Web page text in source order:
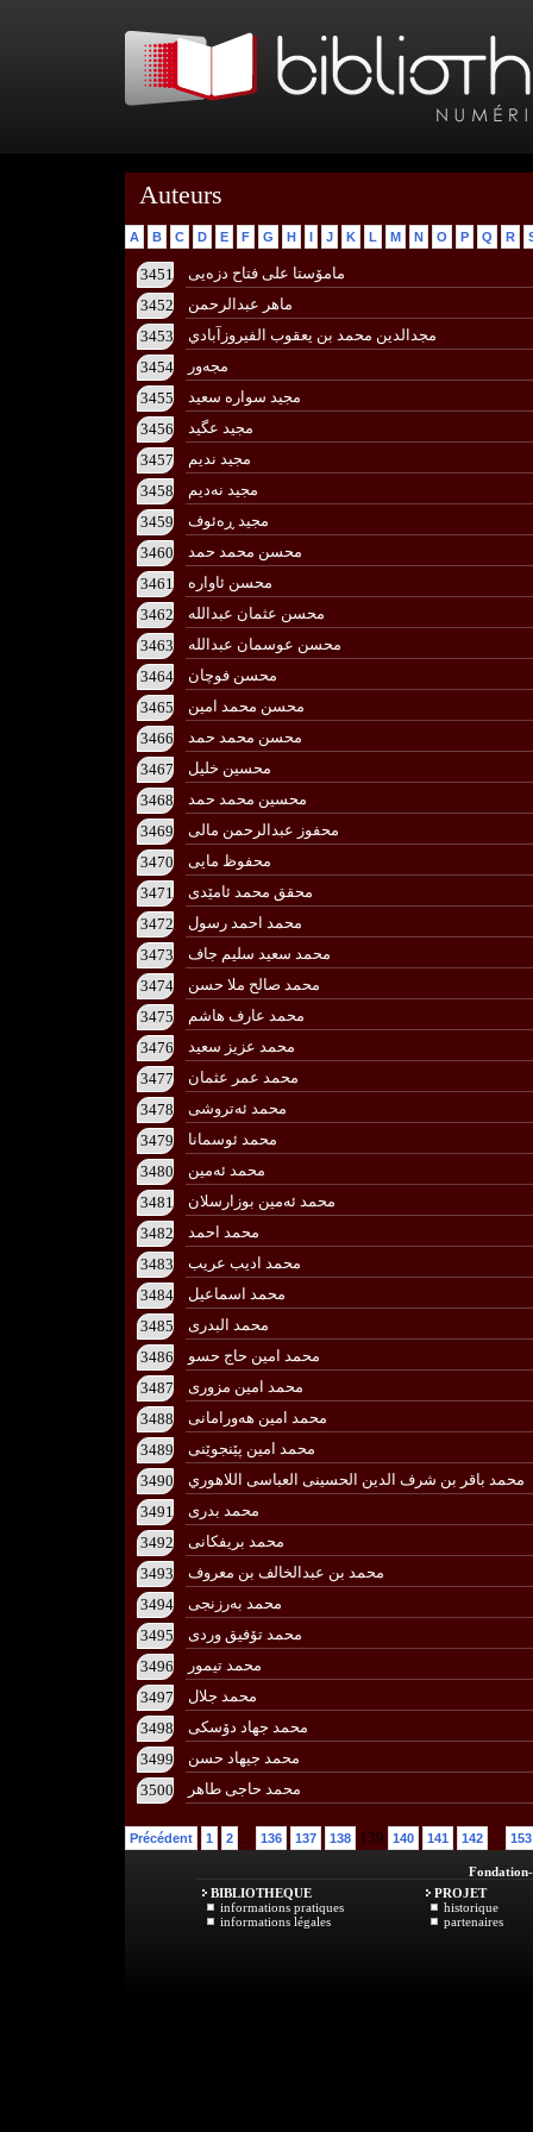
Auteurs
A B C D E F G H I J K L M N O P Q R
3451
مامۆستا علی فتاح دزه‌یی
3452
ماهر عبدالرحمن
3453
مجدالدين محمد بن يعقوب الفيروزآبادي
3454
مجه‌ور
3455
مجید سوارە سعید
3456
مجید عگید
3457
مجید ندیم
3458
مجید نه‌دیم
3459
مجید ڕه‌ئوف
3460
محسن محمد حمد
3461
محسن ئاوارە
3462
محسن عثمان عبداللە
3463
محسن عوسمان عبداللە
3464
محسن فوچان
3465
محسن محمد امین
3466
محسن محمد حمد
3467
محسین خلیل
3468
محسین محمد حمد
3469
محفوز عبدالرحمن مالی
3470
محفوظ مایی
3471
محقق محمد ئامێدی
3472
محمد احمد رسول
3473
محمد سعید سلیم جاف
3474
محمد صالح ملا حسن
3475
محمد عارف ‌هاشم
3476
محمد عزیز سعید
3477
محمد عمر عثمان
3478
محمد ئه‌تروشی
3479
محمد ئوسمانا
3480
محمد ئەمین
3481
محمد ئەمین بوزارسلان
3482
محمد احمد
3483
محمد ادیب عریب
3484
محمد اسماعیل
3485
محمد البدری
3486
محمد امین حاج حسو
3487
محمد امین مزوری
3488
محمد امین هەورامانی
3489
محمد امین پێنجوێنی
3490
محمد باقر بن شرف الدين الحسينى العباسى اللاهوري
3491
محمد بدری
3492
محمد بریفكانی
3493
محمد بن عبدالخالف بن معروف
3494
محمد به‌رزنجی
3495
محمد تۆفیق وردی
3496
محمد تیمور
3497
محمد جلال
3498
محمد جهاد دۆسکی
3499
محمد جیهاد حسن
3500
محمد حاجی طاهر
Précédent 1 2 ... 136 137 138 139 140 141 142 ... 153
Fondation
BIBLIOTHEQUE
informations pratiques
informations légales
PROJET
historique
partenaires